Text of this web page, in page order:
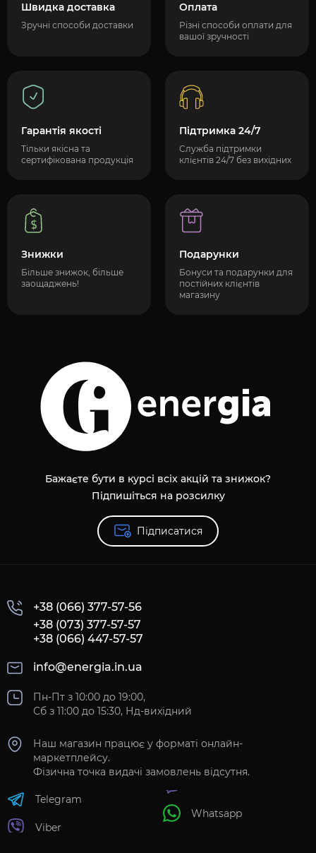
Швидка доставка
Зручні способи доставки
Оплата
Різні способи оплати для
вашої зручності
Гарантія якості
Тільки якісна та
сертифікована продукція
Підтримка 24/7
Служба підтримки
клієнтів 24/7 без вихідних
Знижки
Більше знижок, більше
заощаджень!
Подарунки
Бонуси та подарунки для
постійних клієнтів
магазину
Бажаєте бути в курсі всіх акцій та знижок?
Підпишіться на розсилку
Підписатися
+38 (066) 377-57-56
+38 (073) 377-57-57
+38 (066) 447-57-57
info@energia.in.ua
Пн-Пт з 10:00 до 19:00,
Сб з 11:00 до 15:30, Нд-вихідний
Наш магазин працює у форматі онлайн-
маркетплейсу.
Фізична точка видачі замовлень відсутня.
Telegram
Viber
Whatsapp